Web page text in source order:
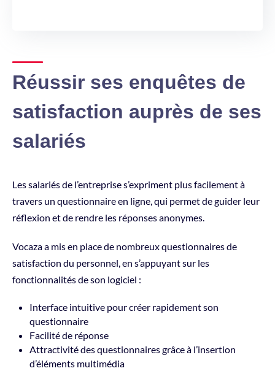
Réussir ses enquêtes de
satisfaction auprès de ses
salariés
Les salariés de l’entreprise s’expriment plus facilement à
travers un questionnaire en ligne, qui permet de guider leur
réflexion et de rendre les réponses anonymes.
Vocaza a mis en place de nombreux questionnaires de
satisfaction du personnel, en s’appuyant sur les
fonctionnalités de son logiciel :
Interface intuitive pour créer rapidement son
questionnaire
Facilité de réponse
Attractivité des questionnaires grâce à l’insertion
d’éléments multimédia